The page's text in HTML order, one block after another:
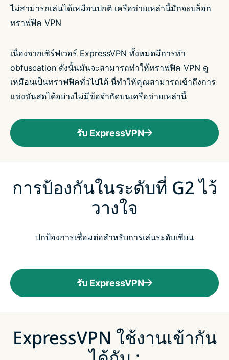
ไม่สามารถเล่นได้เหมือนปกติ เครือข่ายเหล่านี้มักจะบล็อก
ทราฟฟิค VPN
เนื่องจากเซิร์ฟเวอร์ ExpressVPN ทั้งหมดมีการทำ
obfuscation ดังนั้นมันจะสามารถทำให้ทราฟฟิค VPN ดู
เหมือนเป็นทราฟฟิคทั่วไปได้ นี่ทำให้คุณสามารถเข้าถึงการ
แข่งขันสดได้อย่างไม่มีข้อจำกัดบนเครือข่ายเหล่านี้
รับ ExpressVPN
การป้องกันในระดับที่ G2 ไว้
วางใจ
ปกป้องการเชื่อมต่อสำหรับการเล่นระดับเซียน
รับ ExpressVPN
ExpressVPN ใช้งานเข้ากัน